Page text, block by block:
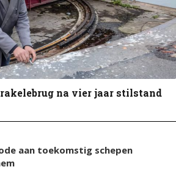
na vier jaar stilstand
aan toekomstig schepen